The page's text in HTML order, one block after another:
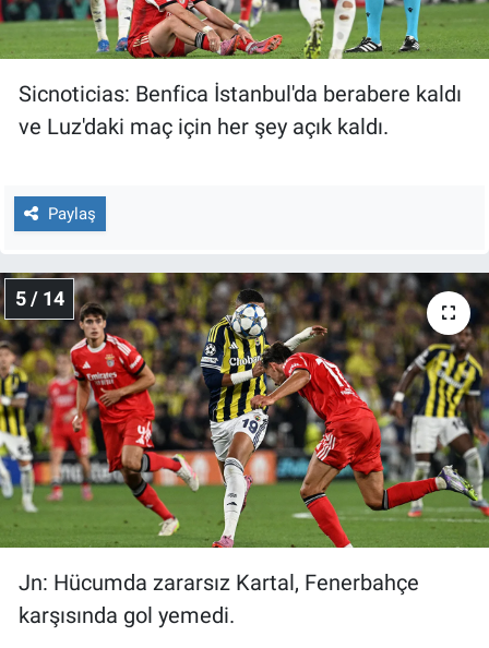
Sicnoticias: Benfica İstanbul'da berabere kaldı
ve Luz'daki maç için her şey açık kaldı.
Paylaş
5 / 14
Jn: Hücumda zararsız Kartal, Fenerbahçe
karşısında gol yemedi.